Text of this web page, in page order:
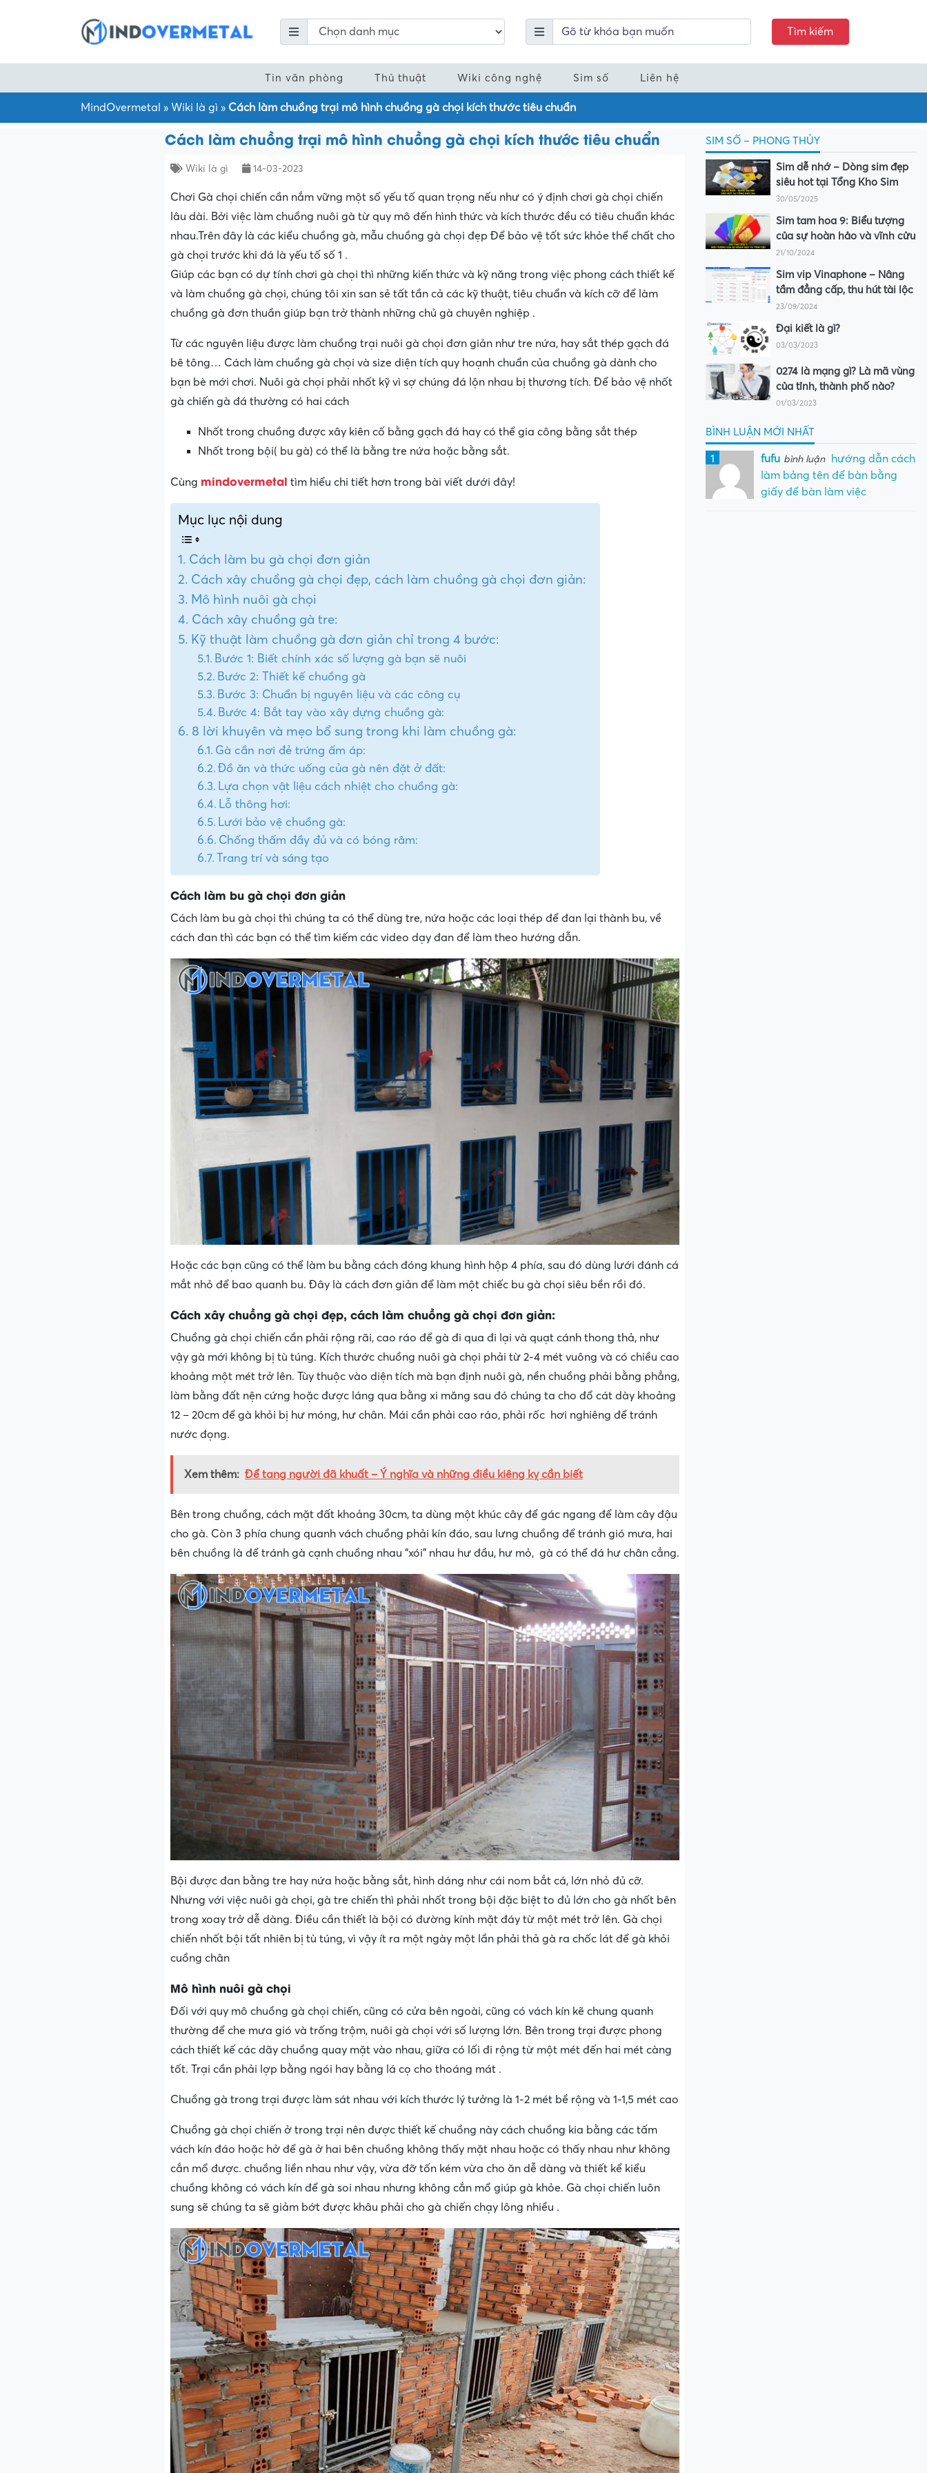
Tìm kiếm
Tin văn phòng Thủ thuật Wiki công nghệ Sim số Liên hệ
MindOvermetal » Wiki là gì » Cách làm chuồng trại mô hình chuồng gà chọi kích thước tiêu chuẩn
Cách làm chuồng trại mô hình chuồng gà chọi kích thước tiêu chuẩn
Wiki là gì 14-03-2023
Chơi Gà chọi chiến cần nắm vững một số yếu tố quan trọng nếu như có ý định chơi gà chọi chiến
lâu dài. Bởi việc làm chuồng nuôi gà từ quy mô đến hình thức và kích thước đều có tiêu chuẩn khác
nhau.Trên đây là các kiểu chuồng gà, mẫu chuồng gà chọi đẹp Để bảo vệ tốt sức khỏe thể chất cho
gà chọi trước khi đá là yếu tố số 1 .
Giúp các bạn có dự tính chơi gà chọi thì những kiến thức và kỹ năng trong việc phong cách thiết kế
và làm chuồng gà chọi, chúng tôi xin san sẻ tất tần cả các kỹ thuật, tiêu chuẩn và kích cỡ để làm
chuồng gà đơn thuần giúp bạn trở thành những chủ gà chuyên nghiệp .
Từ các nguyên liệu được làm chuồng trại nuôi gà chọi đơn giản như tre nứa, hay sắt thép gạch đá
bê tông… Cách làm chuồng gà chọi và size diện tích quy hoạnh chuẩn của chuồng gà dành cho
bạn bè mới chơi. Nuôi gà chọi phải nhốt kỹ vì sợ chúng đá lộn nhau bị thương tích. Để bảo vệ nhốt
gà chiến gà đá thường có hai cách
Nhốt trong chuồng được xây kiên cố bằng gạch đá hay có thể gia công bằng sắt thép
Nhốt trong bội( bu gà) có thể là bằng tre nứa hoặc bằng sắt.
Cùng mindovermetal tìm hiểu chi tiết hơn trong bài viết dưới đây!
Mục lục nội dung
Cách làm bu gà chọi đơn giản
Cách xây chuồng gà chọi đẹp, cách làm chuồng gà chọi đơn giản:
Mô hình nuôi gà chọi
Cách xây chuồng gà tre:
Kỹ thuật làm chuồng gà đơn giản chỉ trong 4 bước:
Bước 1: Biết chính xác số lượng gà bạn sẽ nuôi
Bước 2: Thiết kế chuồng gà
Bước 3: Chuẩn bị nguyên liệu và các công cụ
Bước 4: Bắt tay vào xây dựng chuồng gà:
8 lời khuyên và mẹo bổ sung trong khi làm chuồng gà:
Gà cần nơi đẻ trứng ấm áp:
Đồ ăn và thức uống của gà nên đặt ở đất:
Lựa chọn vật liệu cách nhiệt cho chuồng gà:
Lỗ thông hơi:
Lưới bảo vệ chuồng gà:
Chống thấm đầy đủ và có bóng râm:
Trang trí và sáng tạo
Cách làm bu gà chọi đơn giản
Cách làm bu gà chọi thì chúng ta có thể dùng tre, nứa hoặc các loại thép để đan lại thành bu, về
cách đan thì các bạn có thể tìm kiếm các video dạy đan để làm theo hướng dẫn.
Hoặc các bạn cũng có thể làm bu bằng cách đóng khung hình hộp 4 phía, sau đó dùng lưới đánh cá
mắt nhỏ để bao quanh bu. Đây là cách đơn giản để làm một chiếc bu gà chọi siêu bền rồi đó.
Cách xây chuồng gà chọi đẹp, cách làm chuồng gà chọi đơn giản:
Chuồng gà chọi chiến cần phải rộng rãi, cao ráo để gà đi qua đi lại và quạt cánh thong thả, như
vậy gà mới không bị tù túng. Kích thước chuồng nuôi gà chọi phải từ 2-4 mét vuông và có chiều cao
khoảng một mét trở lên. Tùy thuộc vào diện tích mà bạn định nuôi gà, nền chuồng phải bằng phẳng,
làm bằng đất nện cứng hoặc được láng qua bằng xi măng sau đó chúng ta cho đổ cát dày khoảng
12 – 20cm để gà khỏi bị hư móng, hư chân. Mái cần phải cao ráo, phải rốc hơi nghiêng để tránh
nước đọng.
Xem thêm: Để tang người đã khuất – Ý nghĩa và những điều kiêng kỵ cần biết
Bên trong chuồng, cách mặt đất khoảng 30cm, ta dùng một khúc cây để gác ngang để làm cây đậu
cho gà. Còn 3 phía chung quanh vách chuồng phải kín đáo, sau lưng chuồng để tránh gió mưa, hai
bên chuồng là để tránh gà cạnh chuồng nhau “xói” nhau hư đầu, hư mỏ, gà có thể đá hư chân cẳng.
Bội được đan bằng tre hay nứa hoặc bằng sắt, hình dáng như cái nom bắt cá, lớn nhỏ đủ cỡ.
Nhưng với việc nuôi gà chọi, gà tre chiến thì phải nhốt trong bội đặc biệt to đủ lớn cho gà nhốt bên
trong xoay trở dễ dàng. Điều cần thiết là bội có đường kính mặt đáy từ một mét trở lên. Gà chọi
chiến nhốt bội tất nhiên bị tù túng, vì vậy ít ra một ngày một lần phải thả gà ra chốc lát để gà khỏi
cuồng chân
Mô hình nuôi gà chọi
Đối với quy mô chuồng gà chọi chiến, cũng có cửa bên ngoài, cũng có vách kín kẽ chung quanh
thường để che mưa gió và trống trộm, nuôi gà chọi với số lượng lớn. Bên trong trại được phong
cách thiết kế các dãy chuồng quay mặt vào nhau, giữa có lối đi rộng từ một mét đến hai mét càng
tốt. Trại cần phải lợp bằng ngói hay bằng lá cọ cho thoáng mát .
Chuồng gà trong trại được làm sát nhau với kích thước lý tưởng là 1-2 mét bề rộng và 1-1,5 mét cao
Chuồng gà chọi chiến ở trong trại nên được thiết kế chuồng này cách chuồng kia bằng các tấm
vách kín đáo hoặc hở để gà ở hai bên chuồng không thấy mặt nhau hoặc có thấy nhau như không
cắn mổ được. chuồng liền nhau như vậy, vừa đỡ tốn kém vừa cho ăn dễ dàng và thiết kể kiểu
chuồng không có vách kín để gà soi nhau nhưng không cắn mổ giúp gà khỏe. Gà chọi chiến luôn
sung sẽ chúng ta sẽ giảm bớt được khâu phải cho gà chiến chạy lông nhiều .
SIM SỐ – PHONG THỦY
Sim dễ nhớ – Dòng sim đẹp
siêu hot tại Tổng Kho Sim
30/05/2025
Sim tam hoa 9: Biểu tượng
của sự hoàn hảo và vĩnh cửu
21/10/2024
Sim vip Vinaphone – Nâng
tầm đẳng cấp, thu hút tài lộc
23/09/2024
Đại kiết là gì?
03/03/2023
0274 là mạng gì? Là mã vùng
của tỉnh, thành phố nào?
01/03/2023
BÌNH LUẬN MỚI NHẤT
1 fufu bình luận
hướng dẫn cách
làm bảng tên để bàn bằng
giấy để bàn làm việc